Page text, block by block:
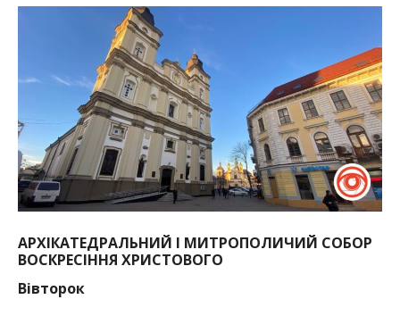
АРХІКАТЕДРАЛЬНИЙ І МИТРОПОЛИЧИЙ CОБОР
ВОСКРЕСІННЯ ХРИСТОВОГО
Вівторок